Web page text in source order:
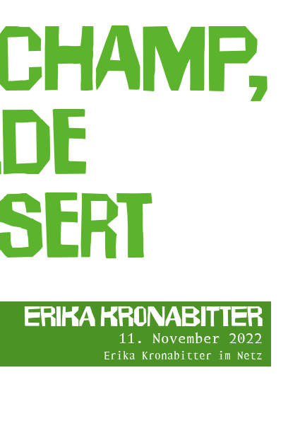
Erika Kronabitter
11. November 2022
Erika Kronabitter im Netz